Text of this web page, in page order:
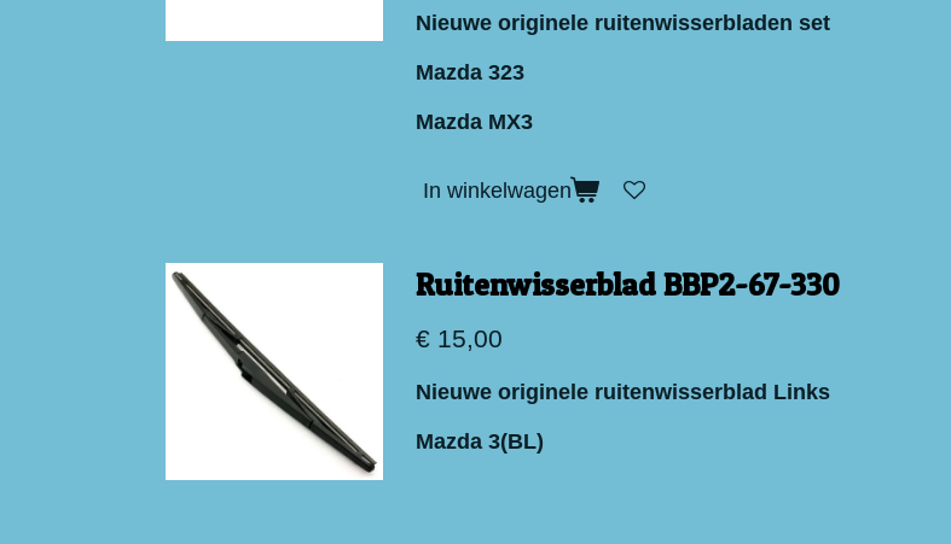
Nieuwe originele ruitenwisserbladen set
Mazda 323
Mazda MX3
In winkelwagen
Ruitenwisserblad BBP2-67-330
€ 15,00
Nieuwe originele ruitenwisserblad Links
Mazda 3(BL)